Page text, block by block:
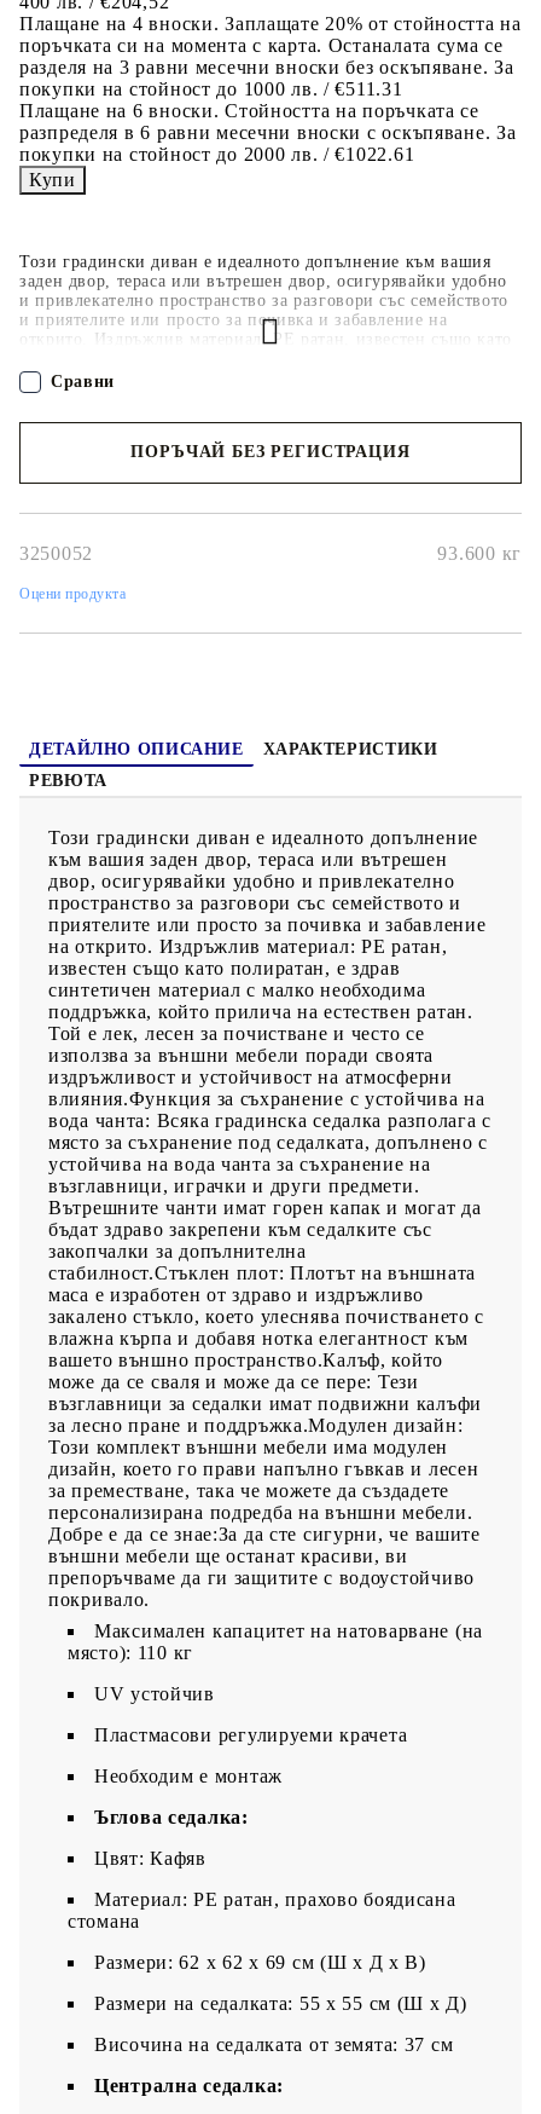
Този градински диван е идеалното допълнение към вашия
заден двор, тераса или вътрешен двор, осигурявайки удобно
и привлекателно пространство за разговори със семейството
и приятелите или просто за почивка и забавление на
открито. Издръжлив материал: PE ратан, известен също като
поддръжка, който прилича на естествен ратан. Той е лек,
лесен за почистване и често се използва за външни мебели
Всяка градинска седалка разполага с място за съхранение под
Вътрешните чанти имат горен капак и могат да бъдат здраво
стабилност.Стъклен плот: Плотът на външната маса е
улеснява почистването с влажна кърпа и добавя нотка
може да се сваля и може да се пере: Тези възглавници за
сигурни, че вашите външни мебели ще останат красиви, ви
препоръчваме да ги защитите с водоустойчиво покривало.
Плащане на 4 вноски. Заплащате 20% от стойността на
поръчката си на момента с карта. Останалата сума се
разделя на 3 равни месечни вноски без оскъпяване. За
покупки на стойност до 1000 лв. / €511.31
Плащане на 6 вноски. Стойността на поръчката се
разпределя в 6 равни месечни вноски с оскъпяване. За
покупки на стойност до 2000 лв. / €1022.61
ПОРЪЧАЙ БЕЗ РЕГИСТРАЦИЯ
3250052 93.600 кг
Оцени продукта
Сравни
ДЕТАЙЛНО ОПИСАНИЕ
ХАРАКТЕРИСТИКИ
РЕВЮТА
Този градински диван е идеалното допълнение
към вашия заден двор, тераса или вътрешен
двор, осигурявайки удобно и привлекателно
пространство за разговори със семейството и
приятелите или просто за почивка и забавление
на открито. Издръжлив материал: PE ратан,
известен също като полиратан, е здрав
синтетичен материал с малко необходима
поддръжка, който прилича на естествен ратан.
Той е лек, лесен за почистване и често се
използва за външни мебели поради своята
издръжливост и устойчивост на атмосферни
влияния.Функция за съхранение с устойчива на
вода чанта: Всяка градинска седалка разполага с
място за съхранение под седалката, допълнено с
устойчива на вода чанта за съхранение на
възглавници, играчки и други предмети.
Вътрешните чанти имат горен капак и могат да
бъдат здраво закрепени към седалките със
закопчалки за допълнителна
стабилност.Стъклен плот: Плотът на външната
маса е изработен от здраво и издръжливо
закалено стъкло, което улеснява почистването с
влажна кърпа и добавя нотка елегантност към
вашето външно пространство.Калъф, който
може да се сваля и може да се пере: Тези
възглавници за седалки имат подвижни калъфи
за лесно пране и поддръжка.Модулен дизайн:
Този комплект външни мебели има модулен
дизайн, което го прави напълно гъвкав и лесен
за преместване, така че можете да създадете
персонализирана подредба на външни мебели.
Добре е да се знае:За да сте сигурни, че вашите
външни мебели ще останат красиви, ви
препоръчваме да ги защитите с водоустойчиво
покривало.
Максимален капацитет на натоварване (на
място): 110 кг
UV устойчив
Пластмасови регулируеми крачета
Необходим е монтаж
Ъглова седалка:
Цвят: Кафяв
Материал: PE ратан, прахово боядисана
стомана
Размери: 62 x 62 x 69 см (Ш x Д x В)
Размери на седалката: 55 x 55 cм (Ш x Д)
Височина на седалката от земята: 37 см
Централна седалка: